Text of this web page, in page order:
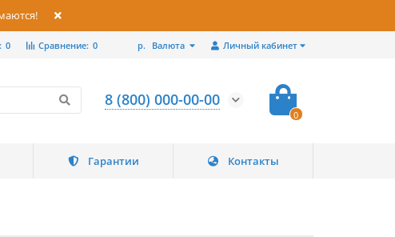
Личный кабинет
р. Валюта
Сравнение: 0
0
8 (800) 000-00-00
0
Гарантии Контакты